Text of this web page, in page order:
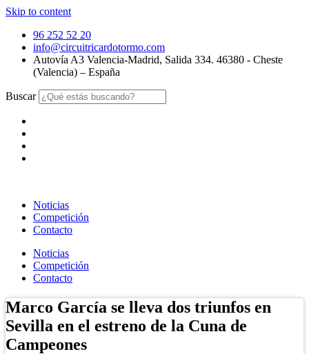
Skip to content
96 252 52 20
info@circuitricardotormo.com
Autovía A3 Valencia-Madrid, Salida 334. 46380 - Cheste
(Valencia) – España
Buscar
Noticias
Competición
Contacto
Noticias
Competición
Contacto
Marco García se lleva dos triunfos en
Sevilla en el estreno de la Cuna de
Campeones